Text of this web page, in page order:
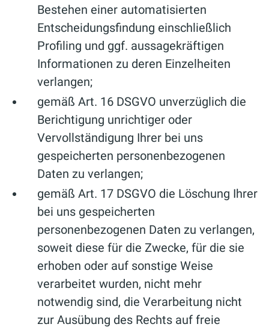
Bestehen einer automatisierten
Entscheidungsfindung einschließlich
Profiling und ggf. aussagekräftigen
Informationen zu deren Einzelheiten
verlangen;
gemäß Art. 16 DSGVO unverzüglich die
Berichtigung unrichtiger oder
Vervollständigung Ihrer bei uns
gespeicherten personenbezogenen
Daten zu verlangen;
gemäß Art. 17 DSGVO die Löschung Ihrer
bei uns gespeicherten
personenbezogenen Daten zu verlangen,
soweit diese für die Zwecke, für die sie
erhoben oder auf sonstige Weise
verarbeitet wurden, nicht mehr
notwendig sind, die Verarbeitung nicht
zur Ausübung des Rechts auf freie